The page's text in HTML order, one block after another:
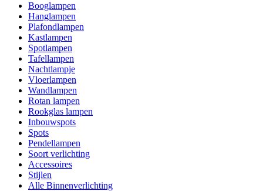
Booglampen
Hanglampen
Plafondlampen
Kastlampen
Spotlampen
Tafellampen
Nachtlampje
Vloerlampen
Wandlampen
Rotan lampen
Rookglas lampen
Inbouwspots
Spots
Pendellampen
Soort verlichting
Accessoires
Stijlen
Alle Binnenverlichting